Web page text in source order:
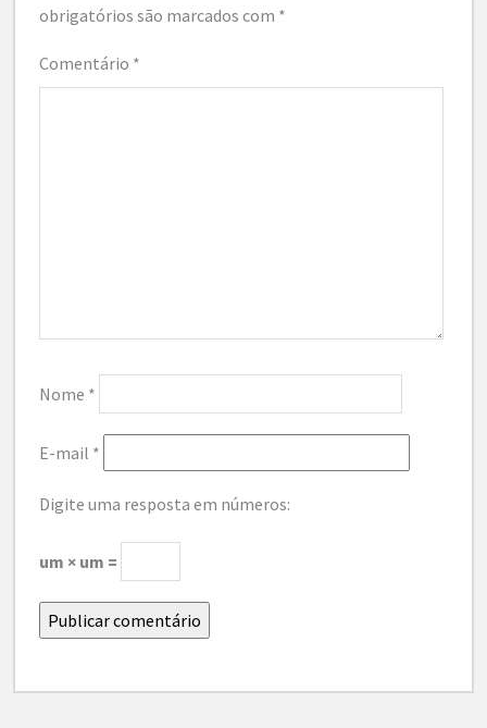
obrigatórios são marcados com *
Comentário *
Nome *
E-mail *
Digite uma resposta em números:
um × um =